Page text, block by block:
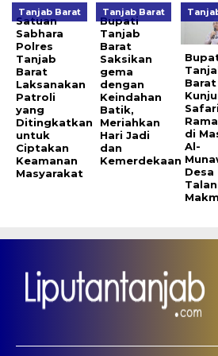
Tanjab Barat
Satuan
Sabhara
Polres
Tanjab
Barat
Laksanakan
Patroli
yang
Ditingkatkan
untuk
Ciptakan
Keamanan
Masyarakat
Tanjab Barat
Bupati
Tanjab
Barat
Saksikan
gema
dengan
Keindahan
Batik,
Meriahkan
Hari Jadi
dan
Kemerdekaan
Barat
Safari
di
Al-
Desa